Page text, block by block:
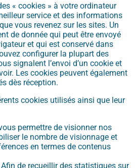
« cookies » à votre ordinateur
service et des informations
vous revenez sur les sites. Un
de donnée qui peut être envoyé
et qui est conservé dans
configurer la plupart des
signalent l’envoi d’un cookie et
Les cookies peuvent également
dès réception.
cookies utilisés ainsi que leur
permettre de visionner nos
le nombre de visionnage et
en termes de contenus
Afin de recueillir des statistiques sur